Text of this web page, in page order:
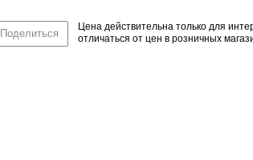
Поделиться
Цена действительна только для
отличаться от цен в розничных